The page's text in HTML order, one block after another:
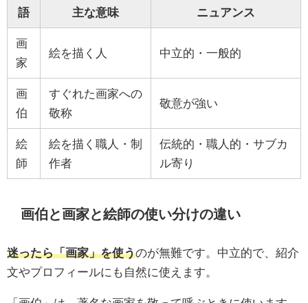
語 主な意味 ニュアンス
画
家
絵を描く人 中立的・一般的
画
伯
すぐれた画家への
敬称
敬意が強い
絵
師
絵を描く職人・制
作者
伝統的・職人的・サブカ
ル寄り
画伯と画家と絵師の使い分けの違い
迷ったら「画家」を使うのが無難です。中立的で、紹介
文やプロフィールにも自然に使えます。